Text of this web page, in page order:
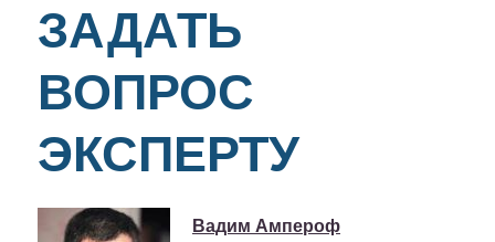
ЗАДАТЬ
ВОПРОС
ЭКСПЕРТУ
Вадим Ампероф